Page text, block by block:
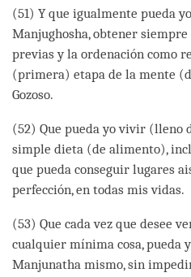
(51) Y que igualmente pueda
Manjughosha, obtener
previas y la ordenación como
(primera) etapa de la mente
Gozoso.
(52) Que pueda yo vivir (lleno
simple dieta (de alimento),
que pueda conseguir lugares
perfección, en todas mis vidas.
(53) Que cada vez que desee
cualquier mínima cosa, pueda
Manjunatha mismo, sin